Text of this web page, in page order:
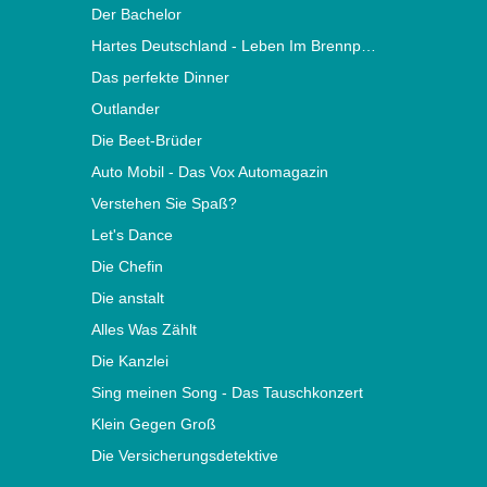
Der Bachelor
Hartes Deutschland - Leben Im Brennpunkt
Das perfekte Dinner
Outlander
Die Beet-Brüder
Auto Mobil - Das Vox Automagazin
Verstehen Sie Spaß?
Let's Dance
Die Chefin
Die anstalt
Alles Was Zählt
Die Kanzlei
Sing meinen Song - Das Tauschkonzert
Klein Gegen Groß
Die Versicherungsdetektive